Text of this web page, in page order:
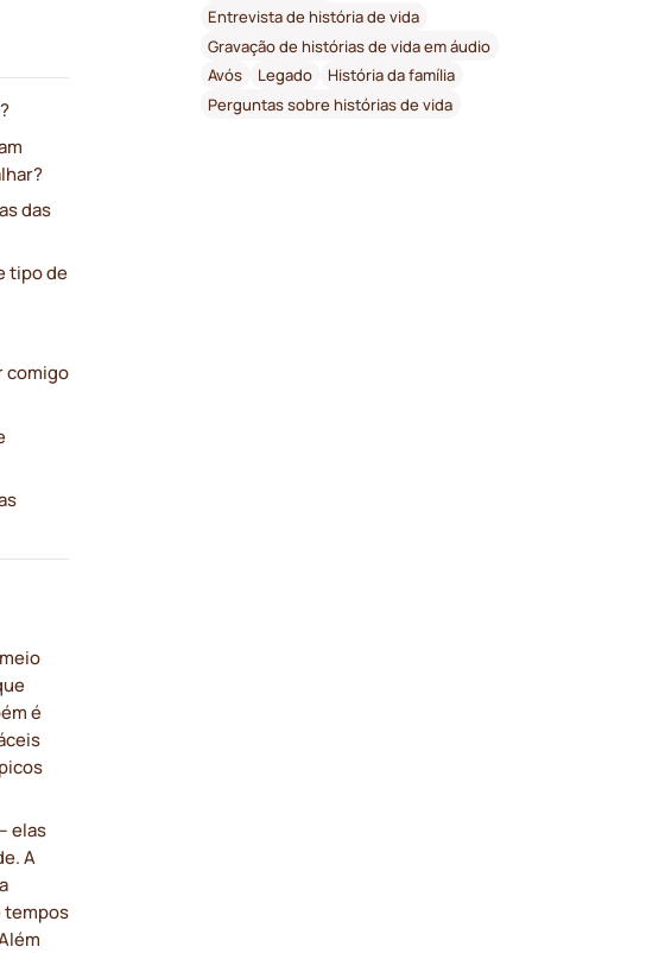
das
tipo de
comigo
é
elas
A
tempos
Entrevista de história de vida
Gravação de histórias de vida em áudio
Avós
Legado
História da família
Perguntas sobre histórias de vida